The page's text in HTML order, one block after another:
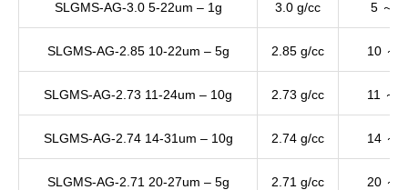
SLGMS-AG-3.0 5-22um – 1g 3.0 g/cc 5 ～
SLGMS-AG-2.85 10-22um – 5g 2.85 g/cc 10 ～
SLGMS-AG-2.73 11-24um – 10g 2.73 g/cc 11 ～
SLGMS-AG-2.74 14-31um – 10g 2.74 g/cc 14 ～
SLGMS-AG-2.71 20-27um – 5g 2.71 g/cc 20 ～